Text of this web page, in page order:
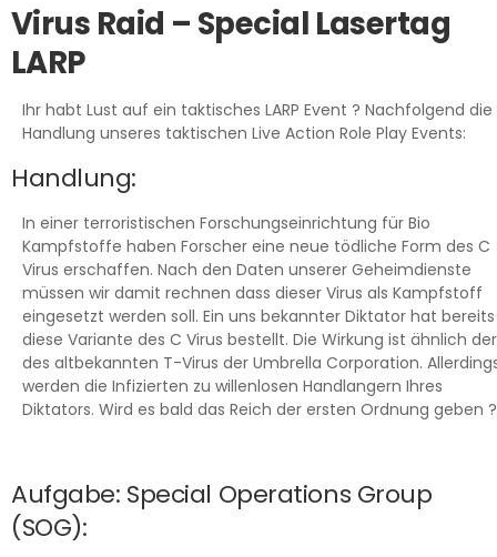
Virus Raid – Special Lasertag
LARP
Ihr habt Lust auf ein taktisches LARP Event ? Nachfolgend die
Handlung unseres taktischen Live Action Role Play Events:
Handlung:
In einer terroristischen Forschungseinrichtung für Bio
Kampfstoffe haben Forscher eine neue tödliche Form des C
Virus erschaffen. Nach den Daten unserer Geheimdienste
müssen wir damit rechnen dass dieser Virus als Kampfstoff
eingesetzt werden soll. Ein uns bekannter Diktator hat bereits
diese Variante des C Virus bestellt. Die Wirkung ist ähnlich der
des altbekannten T-Virus der Umbrella Corporation.
werden die Infizierten zu willenlosen Handlangern Ihres
Diktators. Wird es bald das Reich der ersten Ordnung geben ?
Aufgabe: Special Operations Group
(SOG):